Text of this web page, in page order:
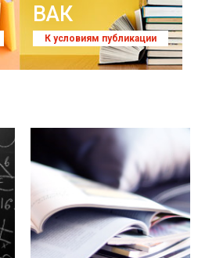
ВАК
К условиям публикации